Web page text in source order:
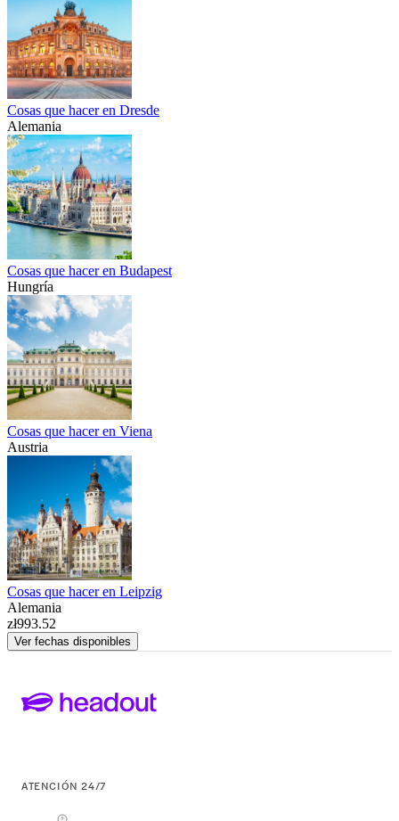
Cosas que hacer en Dresde
Alemania
Cosas que hacer en Budapest
Hungría
Cosas que hacer en Viena
Austria
Cosas que hacer en Leipzig
Alemania
zł993.52
Ver fechas disponibles
ATENCIÓN 24/7